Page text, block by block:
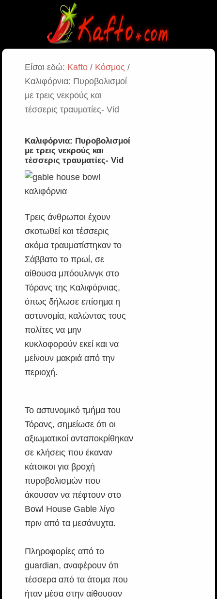
Είσαι εδώ: Kafto/ Κόσμος /
Καλιφόρνια: Πυροβολισμοί
με τρεις νεκρούς και
τέσσερις τραυματίες- Vid
Καλιφόρνια: Πυροβολισμοί
με τρεις νεκρούς και
τέσσερις τραυματίες- Vid
Τρεις άνθρωποι έχουν
σκοτωθεί και τέσσερις
ακόμα τραυματίστηκαν το
Σάββατο το πρωί, σε
αίθουσα μπόουλινγκ στο
Τόρανς της Καλιφόρνιας,
όπως δήλωσε επίσημα η
αστυνομία, καλώντας τους
πολίτες να μην
κυκλοφορούν εκεί και να
μείνουν μακριά από την
περιοχή.
Το αστυνομικό τμήμα του
Τόρανς, σημείωσε ότι οι
αξιωματικοί ανταποκρίθηκαν
σε κλήσεις που έκαναν
κάτοικοι για βροχή
πυροβολισμών που
άκουσαν να πέφτουν στο
Bowl House Gable λίγο
πριν από τα μεσάνυχτα.
Πληροφορίες από το
guardian, αναφέρουν ότι
τέσσερα από τα άτομα που
ήταν μέσα στην αίθουσαν